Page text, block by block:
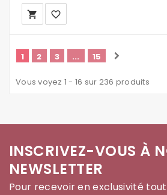
local_grocery_store favorite_border
1 2 3 ... 15
Vous voyez 1 - 16 sur 236 produits
INSCRIVEZ-VOUS À
NEWSLETTER
Pour recevoir en exclusivité